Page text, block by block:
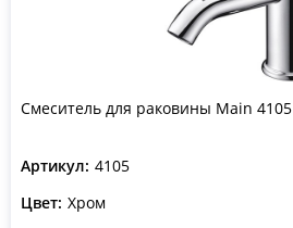
Смеситель для раковины Main 4105
Артикул: 4105
Цвет: Хром